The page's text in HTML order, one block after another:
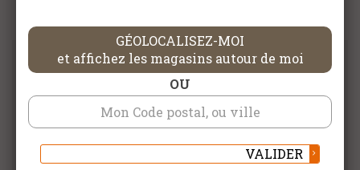
DANS LA MÊME CATÉGORIE
GÉOLOCALISEZ-MOI
et affichez les magasins autour de moi
OU
VALIDER